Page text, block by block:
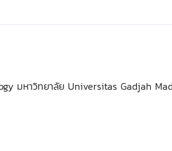
หาวิทยาลัย Universitas Gadjah